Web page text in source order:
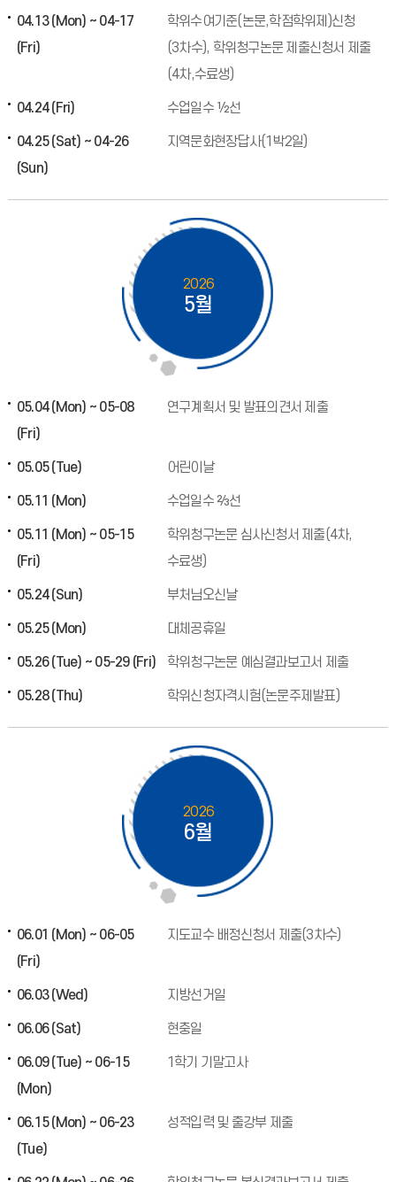
04.13 (Mon) ~ 04-17
(Fri)
학위수여기준(논문,학점학위제)신청
(3차수), 학위청구논문 제출신청서 제출
(4차,수료생)
04.24 (Fri) 수업일수 ½선
04.25 (Sat) ~ 04-26
(Sun)
지역문화현장답사(1박2일)
2026
5월
05.04 (Mon) ~ 05-08
(Fri)
연구계획서 및 발표의견서 제출
05.05 (Tue) 어린이날
05.11 (Mon) 수업일수 ⅔선
05.11 (Mon) ~ 05-15
(Fri)
학위청구논문 심사신청서 제출(4차,
수료생)
05.24 (Sun) 부처님오신날
05.25 (Mon) 대체공휴일
05.26 (Tue) ~ 05-29 (Fri) 학위청구논문 예심결과보고서 제출
05.28 (Thu) 학위신청자격시험(논문주제발표)
2026
6월
06.01 (Mon) ~ 06-05
(Fri)
지도교수 배정신청서 제출(3차수)
06.03 (Wed) 지방선거일
06.06 (Sat) 현충일
06.09 (Tue) ~ 06-15
(Mon)
1학기 기말고사
06.15 (Mon) ~ 06-23
(Tue)
성적입력 및 출강부 제출